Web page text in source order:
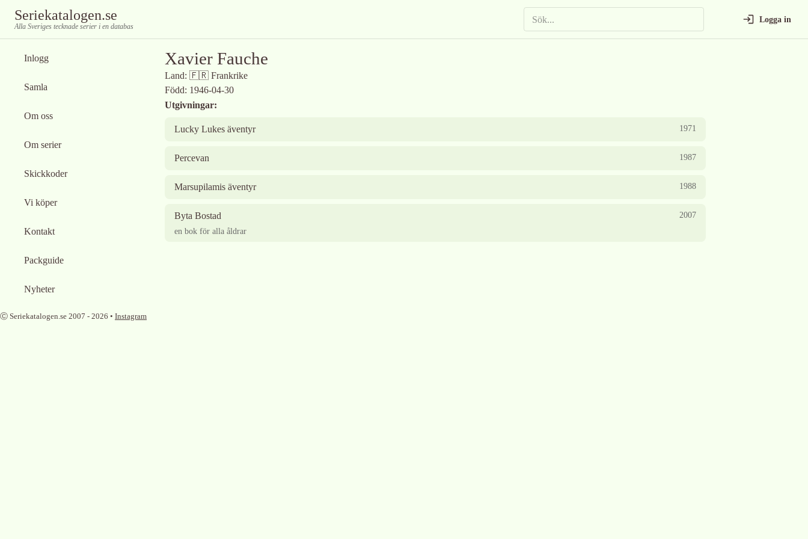
Seriekatalogen.se
Alla Sveriges tecknade serier i en databas
Logga in
Inlogg
Samla
Om oss
Om serier
Skickkoder
Vi köper
Kontakt
Packguide
Nyheter
Xavier Fauche
Land: 🇫🇷 Frankrike
Född: 1946-04-30
Utgivningar:
Lucky Lukes äventyr 1971
Percevan 1987
Marsupilamis äventyr 1988
Byta Bostad
en bok för alla åldrar
2007
Ⓒ Seriekatalogen.se 2007 - 2026 • Instagram